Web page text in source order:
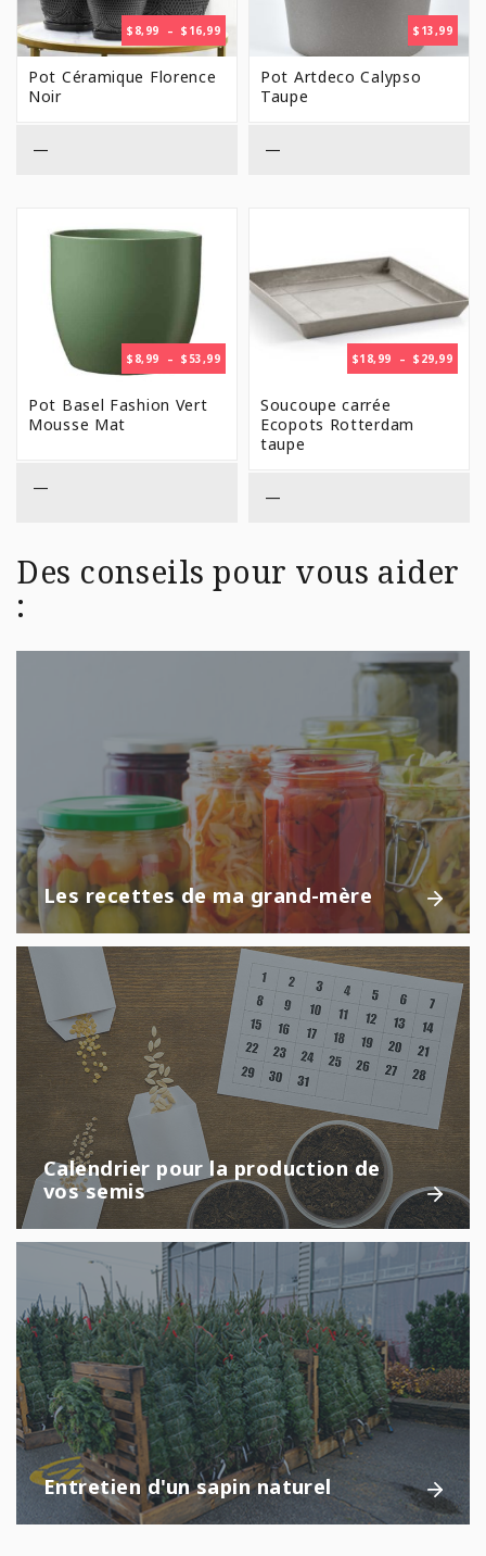
$ 8,99 – $ 16,99PLAGE
DE
Pot Céramique Florence
Noir
—
$ 13,99
Pot Artdeco Calypso
Taupe
—
$ 8,99 – $ 53,99PLAGE
DE
Pot Basel Fashion Vert
Mousse Mat
—
$18,99 – $ 29,99
DE
Soucoupe carrée
Ecopots Rotterdam
taupe
—
Des conseils pour vous aider
:
Les recettes de ma grand-mère
Calendrier pour la production de
vos semis
Entretien d'un sapin naturel